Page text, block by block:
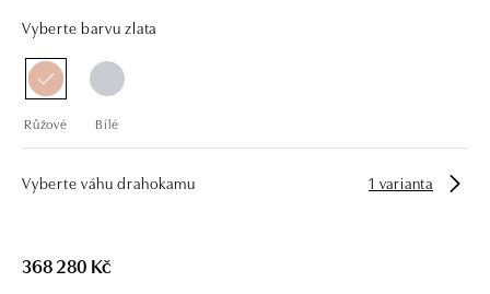
luxusu.
Vyberte barvu zlata
Růžové Bílé
Vyberte váhu drahokamu 1 varianta
368 280 Kč